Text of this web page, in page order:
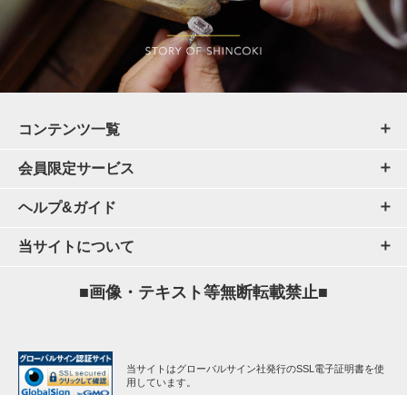
コンテンツ一覧
会員限定サービス
ヘルプ&ガイド
当サイトについて
■画像・テキスト等無断転載禁止■
当サイトはグローバルサイン社発行のSSL電子証明書を使
用しています。